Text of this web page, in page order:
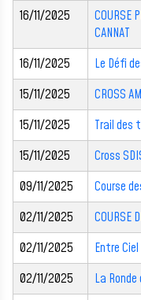
16/11/2025
COURSE
CANNAT
16/11/2025
Le Défi
15/11/2025
CROSS
15/11/2025
Trail des
15/11/2025
Cross
09/11/2025
Course
02/11/2025
COURSE
02/11/2025
Entre
02/11/2025
La Ronde